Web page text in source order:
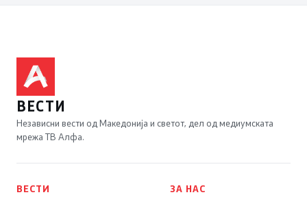
ВЕСТИ
Независни вести од Македонија и светот, дел од медиумската
мрежа ТВ Алфа.
ВЕСТИ
ЗА НАС